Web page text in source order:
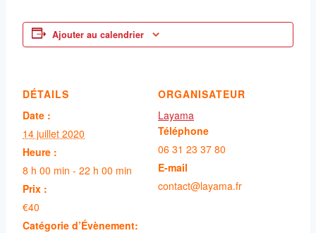
Ajouter au calendrier
DÉTAILS
Date :
14 juillet 2020
Heure :
8 h 00 min - 22 h 00 min
Prix :
€40
Catégorie d’Évènement:
ORGANISATEUR
Layama
Téléphone
06 31 23 37 80
E-mail
contact@layama.fr